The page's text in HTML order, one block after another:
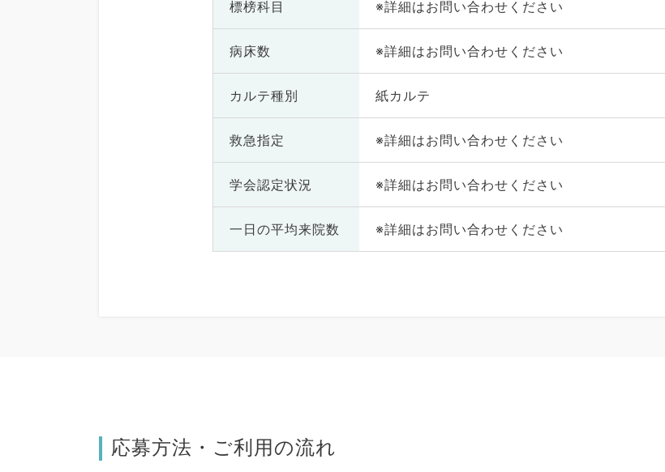
標榜科目 ※詳細はお問い合わせください
病床数 ※詳細はお問い合わせください
カルテ種別 紙カルテ
救急指定 ※詳細はお問い合わせください
学会認定状況 ※詳細はお問い合わせください
一日の平均来院数 ※詳細はお問い合わせください
応募方法・ご利用の流れ